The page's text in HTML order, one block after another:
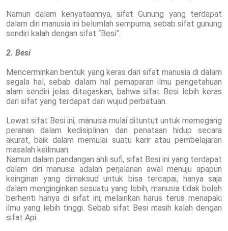
Namun dalam kenyataannya, sifat Gunung yang terdapat
dalam diri manusia ini belumlah sempurna, sebab sifat gunung
sendiri kalah dengan sifat “Besi”.
2. Besi
Mencerminkan bentuk yang keras dari sifat manusia di dalam
segala hal, sebab dalam hal pemaparan ilmu pengetahuan
alam sendiri jelas ditegaskan, bahwa sifat Besi lebih keras
dari sifat yang terdapat dari wujud perbatuan.
Lewat sifat Besi ini, manusia mulai dituntut untuk memegang
peranan dalam kedisiplinan dan penataan hidup secara
akurat, baik dalam memulai suatu karir atau pembelajaran
masalah keilmuan.
Namun dalam pandangan ahli sufi, sifat Besi ini yang terdapat
dalam diri manusia adalah perjalanan awal menuju apapun
keinginan yang dimaksud untuk bisa tercapai, hanya saja
dalam menginginkan sesuatu yang lebih, manusia tidak boleh
berhenti hanya di sifat ini, melainkan harus terus menapaki
ilmu yang lebih tinggi. Sebab sifat Besi masih kalah dengan
sifat Api.